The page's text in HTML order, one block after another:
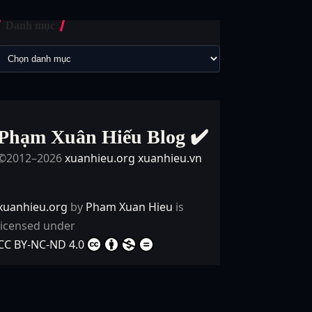
Xuân Hiếu Blog ✔️
xuanhieu.org xuanhieu.vn
by Pham Xuan Hieu is
under
BY-NC-ND 4.0